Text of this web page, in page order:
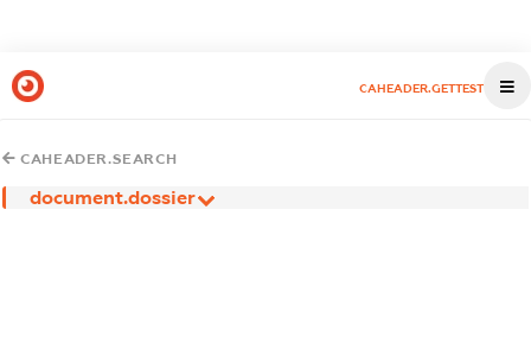
CAHEADER.GETTEST
CAHEADER.SEARCH
document.dossier